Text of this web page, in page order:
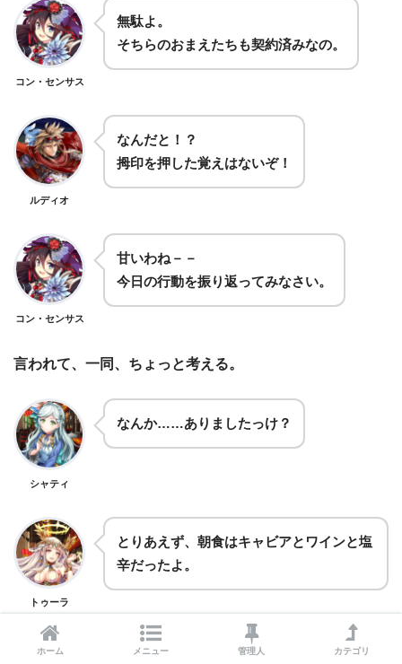
コン・センサス
無駄よ。
そちらのおまえたちも契約済みなの。
ルディオ
なんだと！？
拇印を押した覚えはないぞ！
コン・センサス
甘いわね－－
今日の行動を振り返ってみなさい。
言われて、一同、ちょっと考える。
シャティ
なんか……ありましたっけ？
トゥーラ
とりあえず、朝食はキャビアとワインと塩
辛だったよ。
え、なにいいもの食べてるんですか。
ホーム メニュー 管理人 カテゴリ